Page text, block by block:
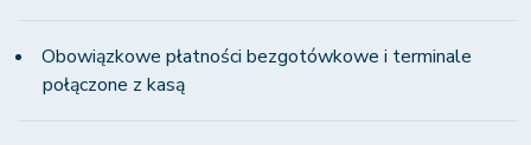
Obowiązkowe płatności bezgotówkowe i terminale
połączone z kasą